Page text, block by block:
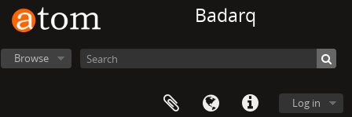
Badarq
Browse
Log in